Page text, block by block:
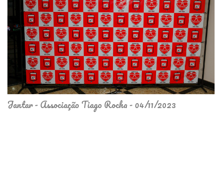
Jantar - Associação Tiago Rocha - 04/11/2023